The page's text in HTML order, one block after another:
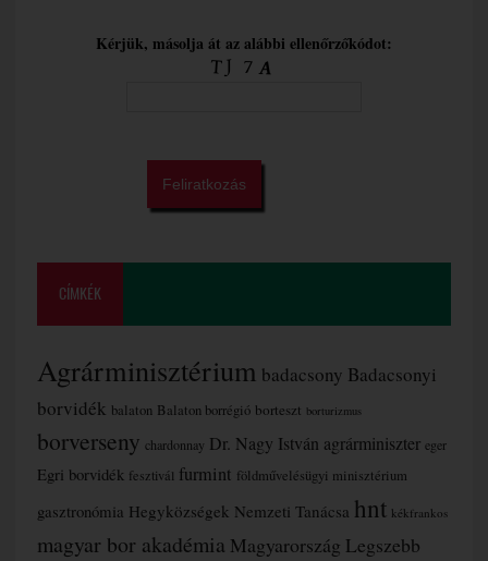
Kérjük, másolja át az alábbi ellenőrzőkódot:
CÍMKÉK
Agrárminisztérium badacsony Badacsonyi
borvidék balaton Balaton borrégió borteszt borturizmus
borverseny chardonnay Dr. Nagy István agrárminiszter eger
Egri borvidék fesztivál furmint földművelésügyi minisztérium
gasztronómia Hegyközségek Nemzeti Tanácsa hnt kékfrankos
magyar bor akadémia Magyarország Legszebb